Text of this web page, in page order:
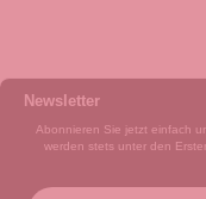
Newsletter
Abonnieren Sie jetzt einfach
werden stets unter den